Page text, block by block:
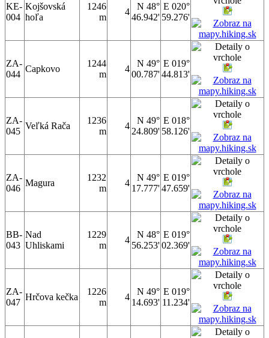
KE-
004
Kojšovská
hoľa
1246
m
4
N 48°
46.942'
E 020°
59.276'
ZA-
044
Capkovo
1244
m
4
N 49°
00.787'
E 019°
44.813'
ZA-
045
Veľká Rača
1236
m
4
N 49°
24.809'
E 018°
58.126'
ZA-
046
Magura
1232
m
4
N 49°
17.777'
E 019°
47.659'
BB-
043
Nad
Uhliskami
1229
m
4
N 48°
56.253'
E 019°
02.369'
ZA-
047
Hrčova kečka
1226
m
4
N 49°
14.693'
E 019°
11.234'